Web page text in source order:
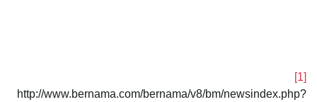
[1]
http://www.bernama.com/bernama/v8/bm/newsindex.php?